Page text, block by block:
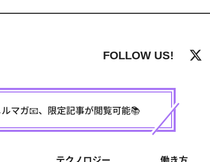
FOLLOW US!
マガ📧、限定記事が閲覧可能📚